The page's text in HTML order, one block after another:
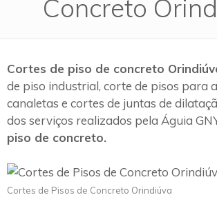
Concreto
Cortes de piso de concreto
de piso industrial, corte de pisos para
canaletas e cortes de juntas de
dos serviços realizados pela Águia
piso de concreto.
Cortes de Pisos de Concreto Orindiúva